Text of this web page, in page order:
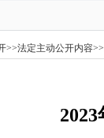
>>法定主动公开内容>>